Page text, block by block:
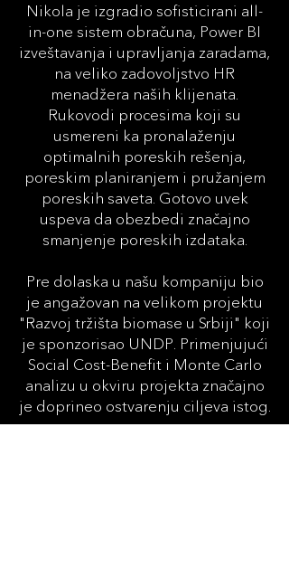
Nikola je izgradio sofisticirani all-
in-one sistem obračuna, Power BI
izveštavanja i upravljanja zaradama,
na veliko zadovoljstvo HR
menadžera naših klijenata.
Rukovodi procesima koji su
usmereni ka pronalaženju
optimalnih poreskih rešenja,
poreskim planiranjem i pružanjem
poreskih saveta. Gotovo uvek
uspeva da obezbedi značajno
smanjenje poreskih izdataka.
Pre dolaska u našu kompaniju bio
je angažovan na velikom projektu
"Razvoj tržišta biomase u Srbiji" koji
je sponzorisao UNDP. Primenjujući
Social Cost-Benefit i Monte Carlo
analizu u okviru projekta značajno
je doprineo ostvarenju ciljeva istog.